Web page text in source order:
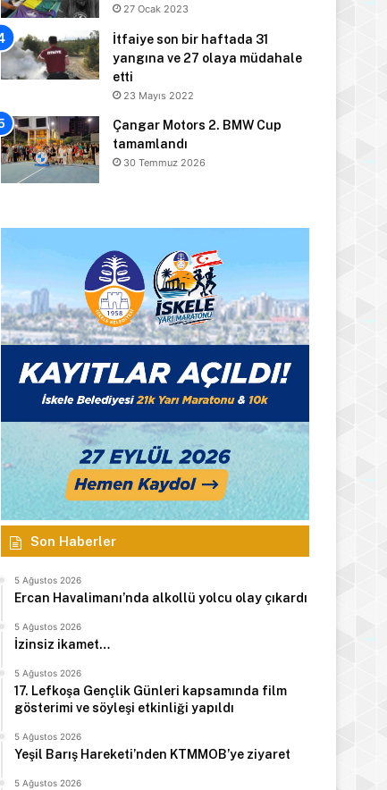
27 Ocak 2023
İtfaiye son bir haftada 31
yangına ve 27 olaya müdahale
etti
23 Mayıs 2022
Çangar Motors 2. BMW Cup
tamamlandı
30 Temmuz 2026
Son Haberler
5 Ağustos 2026
Ercan Havalimanı’nda alkollü yolcu olay çıkardı
5 Ağustos 2026
İzinsiz ikamet…
5 Ağustos 2026
17. Lefkoşa Gençlik Günleri kapsamında film
gösterimi ve söyleşi etkinliği yapıldı
5 Ağustos 2026
Yeşil Barış Hareketi’nden KTMMOB’ye ziyaret
5 Ağustos 2026